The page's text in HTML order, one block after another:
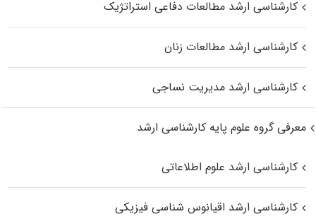
کارشناسی ارشد مطالعات دفاعی استراتژیک
کارشناسی ارشد مطالعات زنان
کارشناسی ارشد مدیریت نساجی
معرفی گروه علوم پایه کارشناسی ارشد
کارشناسی ارشد علوم اطلاعاتی
کارشناسی ارشد اقیانوس‌ شناسی فیزیکی